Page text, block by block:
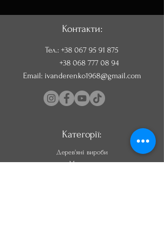
Контакти:
Тел.: +38 067 95 91 875
+38 068 777 08 94
Email: ivanderenko1968@gmail.com
Категорії:
Дерев'яні вироби
Мангали